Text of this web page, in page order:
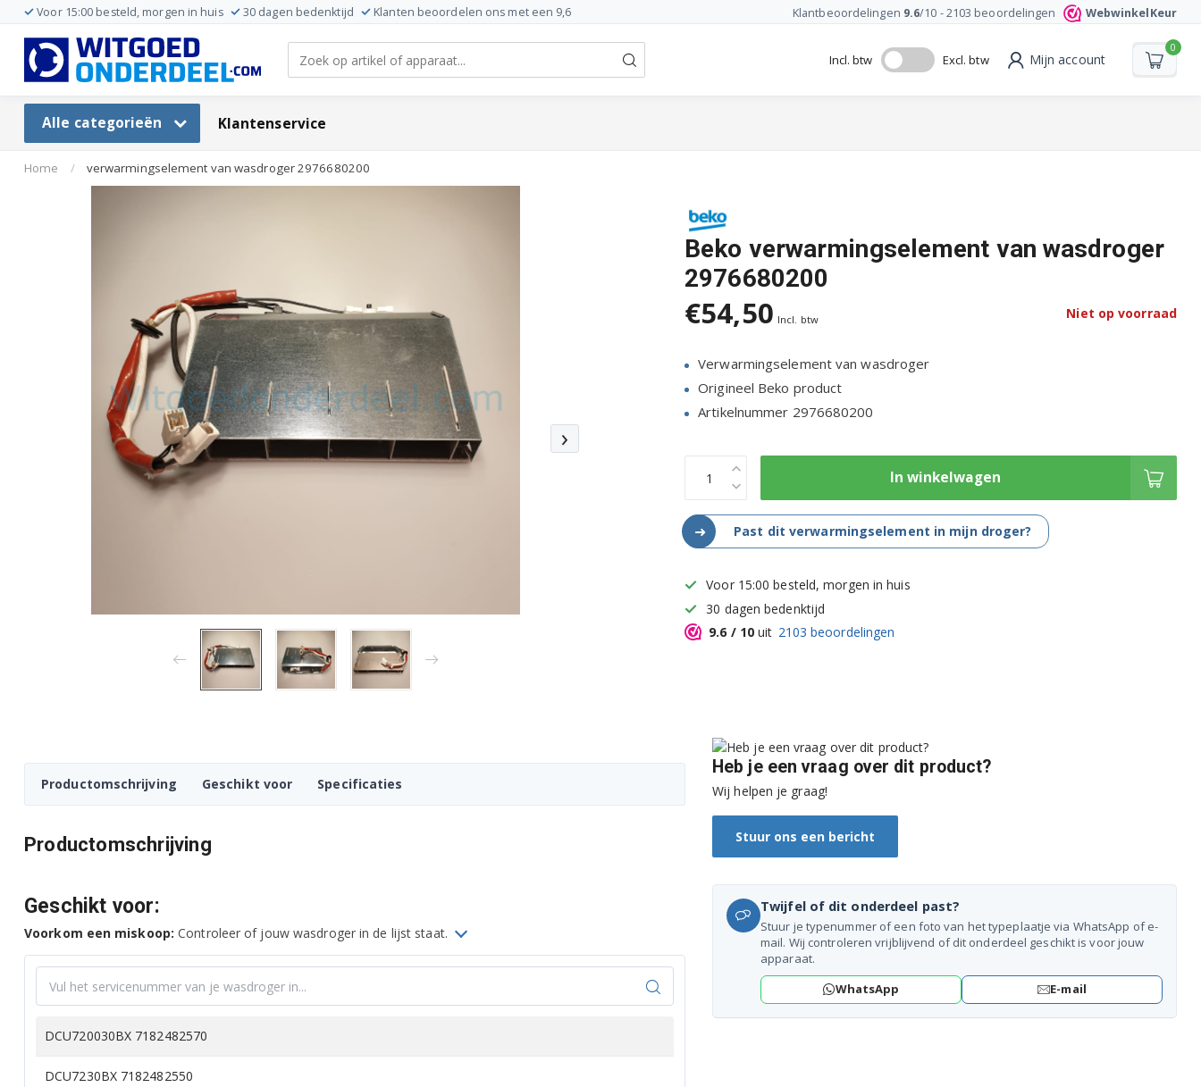
Voor 15:00 besteld, morgen in huis 30 dagen bedenktijd Klanten beoordelen ons met een 9,6 Klantbeoordelingen 9.6/10 -2103 beoordelingen WebwinkelKeur
Incl. btw Excl. btw Mijn account
0
Alle categorieën Klantenservice
Home / verwarmingselement van wasdroger 2976680200
›
Beko verwarmingselement van wasdroger
2976680200
€54,50 Incl. btw Niet op voorraad
Verwarmingselement van wasdroger
Origineel Beko product
Artikelnummer 2976680200
In winkelwagen
➜ Past dit verwarmingselement in mijn droger?
Voor 15:00 besteld, morgen in huis
30 dagen bedenktijd
9.6 / 10 uit 2103 beoordelingen
Productomschrijving Geschikt voor Specificaties
Productomschrijving
Geschikt voor:
Voorkom een miskoop: Controleer of jouw wasdroger in de lijst staat.
DCU720030BX 7182482570
DCU7230BX 7182482550
Heb je een vraag over dit product?
Wij helpen je graag!
Stuur ons een bericht
Twijfel of dit onderdeel past?
Stuur je typenummer of een foto van het typeplaatje via WhatsApp of e-
mail. Wij controleren vrijblijvend of dit onderdeel geschikt is voor jouw
apparaat.
WhatsApp
E-mail